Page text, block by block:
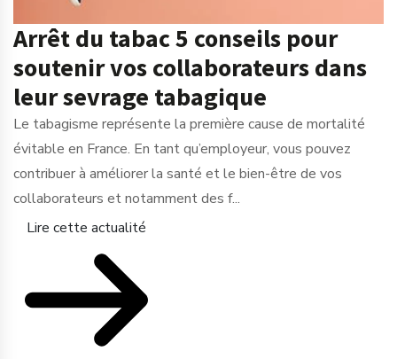
Arrêt du tabac 5 conseils pour
soutenir vos collaborateurs dans
leur sevrage tabagique
Le tabagisme représente la première cause de mortalité
évitable en France. En tant qu’employeur, vous pouvez
contribuer à améliorer la santé et le bien-être de vos
collaborateurs et notamment des f...
Lire cette actualité